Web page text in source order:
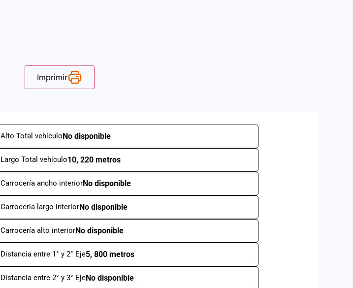
Imprimir
Alto Total vehículoNo disponible
Largo Total vehículo10, 220 metros
Carrocería ancho interiorNo disponible
Carroceria largo interiorNo disponible
Carrocería alto interiorNo disponible
Distancia entre 1° y 2° Eje5, 800 metros
Distancia entre 2° y 3° EjeNo disponible